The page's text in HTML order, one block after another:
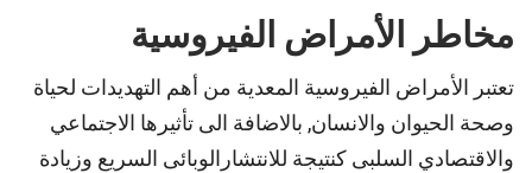
مخاطر الأمراض الفيروسية
تعتبر الأمراض الفيروسية المعدية من أهم التهديدات لحياة
وصحة الحيوان والانسان, بالاضافة الى تأثيرها الاجتماعي
والاقتصادي السلبى كنتيجة للانتشارالوبائى السريع وزيادة